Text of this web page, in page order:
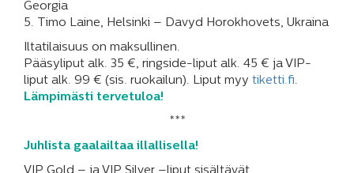
Georgia
5. Timo Laine, Helsinki – Davyd Horokhovets, Ukraina
Iltatilaisuus on maksullinen.
Pääsyliput alk. 35 €, ringside-liput alk. 45 € ja VIP-
liput alk. 99 € (sis. ruokailun). Liput myy tiketti.fi.
Lämpimästi tervetuloa!
***
Juhlista gaalailtaa illallisella!
VIP Gold – ja VIP Silver –liput sisältävät